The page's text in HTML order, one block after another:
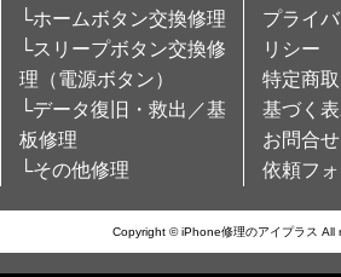
└ホームボタン交換修理
└スリープボタン交換修
理（電源ボタン）
└データ復旧・救出／基
板修理
└その他修理
プライ
リシー
特定商
基づく
お問合
依頼フ
Copyright © iPhone修理のアイプラス All